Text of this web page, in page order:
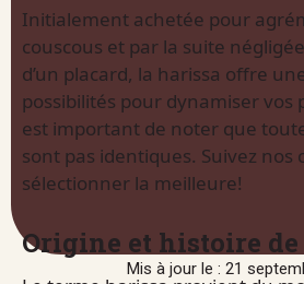
Mis à jour le : 21
Initialement achetée pour
couscous et par la suite
d’un placard, la harissa offre
possibilités pour dynamiser vos
est important de noter que
sont pas identiques. Suivez nos
sélectionner la meilleure!
Origine et histoire